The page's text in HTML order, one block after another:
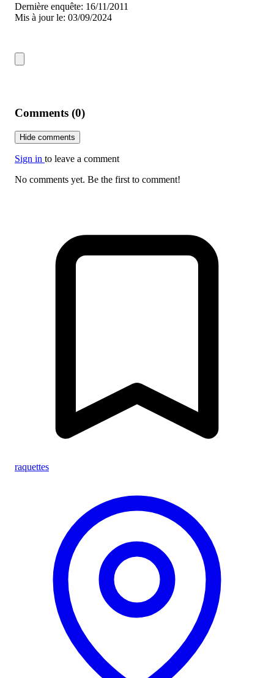
Dernière enquête: 16/11/2011
Mis à jour le: 03/09/2024
Comments (0)
Hide comments
Sign in to leave a comment
No comments yet. Be the first to comment!
raquettes